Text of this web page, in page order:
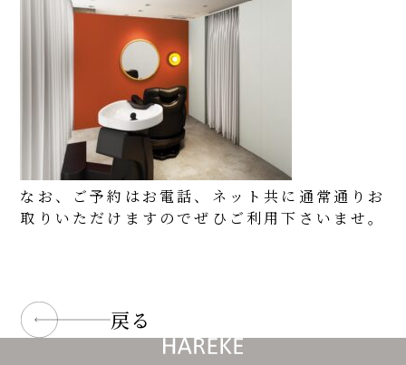
なお、ご予約はお電話、ネット共に通常通りお
取りいただけますのでぜひご利用下さいませ。
戻る